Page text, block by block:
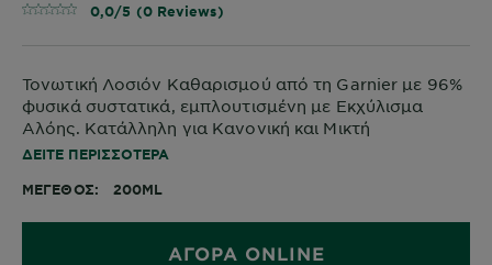
0,0/5 (0 Reviews)
Τονωτική Λοσιόν Καθαρισμού από τη Garnier με 96%
φυσικά συστατικά, εμπλουτισμένη με Εκχύλισμα
Αλόης. Κατάλληλη για Κανονική και Μικτή
Επιδερμίδα. Δερματολογικά ελεγμένη.
ΔΕΊΤΕ ΠΕΡΙΣΣΌΤΕΡΑ
ΜΈΓΕΘΟΣ
200ML
ΑΓΟΡΑ ONLINE